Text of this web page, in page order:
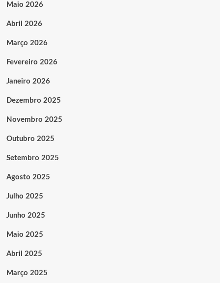
Maio 2026
Abril 2026
Março 2026
Fevereiro 2026
Janeiro 2026
Dezembro 2025
Novembro 2025
Outubro 2025
Setembro 2025
Agosto 2025
Julho 2025
Junho 2025
Maio 2025
Abril 2025
Março 2025